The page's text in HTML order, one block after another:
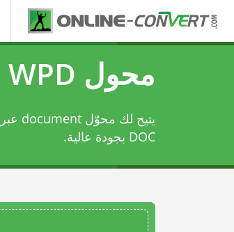
محول WPD إلى DOC
DOC بجودة عالية.